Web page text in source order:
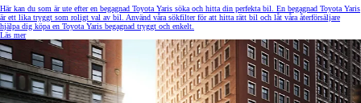
Här kan du som är ute efter en begagnad Toyota Yaris söka och hitta din perfekta bil. En begagnad Toyota Yaris
är ett lika tryggt som roligt val av bil. Använd våra sökfilter för att hitta rätt bil och låt våra återförsäljare
hjälpa dig köpa en Toyota Yaris begagnad tryggt och enkelt.
Läs mer